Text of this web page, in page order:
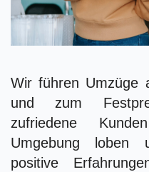
Wir führen Umzüge
und zum
zufriedene
Umgebung loben
positive